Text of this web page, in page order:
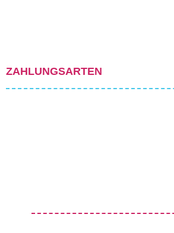
ZAHLUNGSARTEN